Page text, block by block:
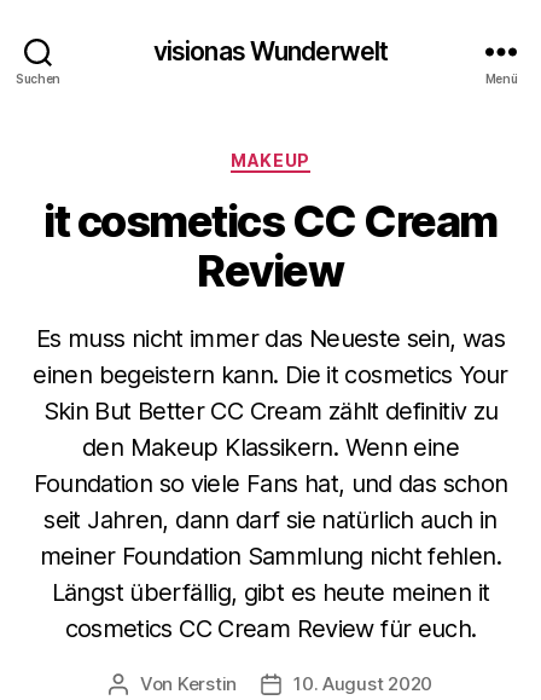
Suchen
visionas Wunderwelt
Menü
Kategorien
MAKEUP
it cosmetics CC Cream
Review
Es muss nicht immer das Neueste sein, was
einen begeistern kann. Die it cosmetics Your
Skin But Better CC Cream zählt definitiv zu
den Makeup Klassikern. Wenn eine
Foundation so viele Fans hat, und das schon
seit Jahren, dann darf sie natürlich auch in
meiner Foundation Sammlung nicht fehlen.
Längst überfällig, gibt es heute meinen it
cosmetics CC Cream Review für euch.
Beitragsautor
Von Kerstin Beitragsdatum
10. August 2020